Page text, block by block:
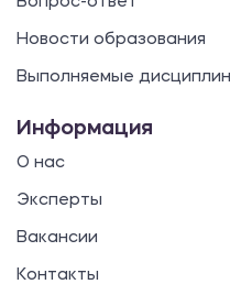
Новости образования
Выполняемые
Информация
О нас
Эксперты
Вакансии
Контакты